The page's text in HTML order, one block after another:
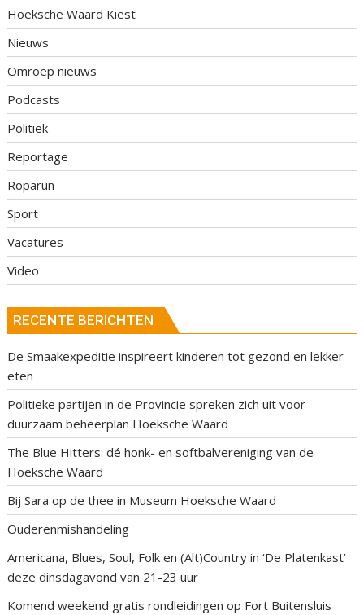
Hoeksche Waard Kiest
Nieuws
Omroep nieuws
Podcasts
Politiek
Reportage
Roparun
Sport
Vacatures
Video
RECENTE BERICHTEN
De Smaakexpeditie inspireert kinderen tot gezond en lekker
eten
Politieke partijen in de Provincie spreken zich uit voor
duurzaam beheerplan Hoeksche Waard
The Blue Hitters: dé honk- en softbalvereniging van de
Hoeksche Waard
Bij Sara op de thee in Museum Hoeksche Waard
Ouderenmishandeling
Americana, Blues, Soul, Folk en (Alt)Country in ‘De Platenkast’
deze dinsdagavond van 21-23 uur
Komend weekend gratis rondleidingen op Fort Buitensluis